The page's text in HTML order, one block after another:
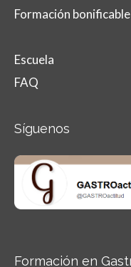
Formación bonificable
Escuela
FAQ
Síguenos
Formación en